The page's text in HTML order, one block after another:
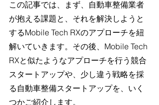
この記事では、まず、自動車整備業者
が抱える課題と、それを解決しようと
するMobile Tech RXのアプローチを紐
解いていきます。その後、Mobile Tech
RXと似たようなアプローチを行う競合
スタートアップや、少し違う戦略を採
る自動車整備スタートアップを、いく
つかご紹介します。